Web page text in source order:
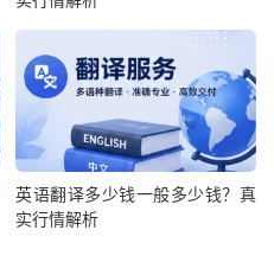
英语翻译多少钱一般多少钱？真
实行情解析